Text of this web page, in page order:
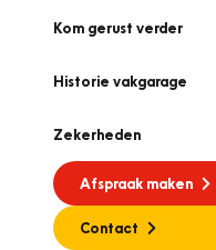
Kom gerust verder
Historie vakgarage
Zekerheden
Afspraak maken
Contact